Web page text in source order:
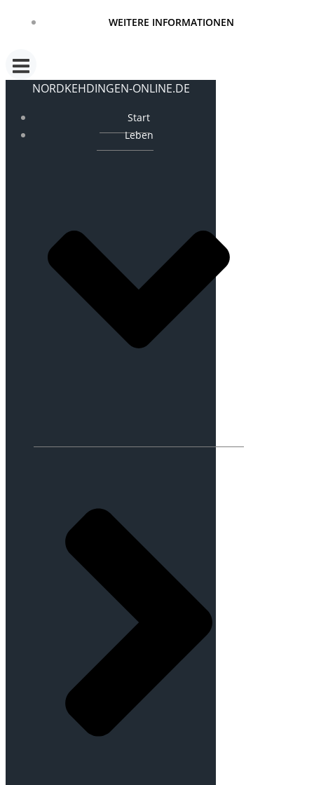
WEITERE INFORMATIONEN
NORDKEHDINGEN-ONLINE.DE
Start
Leben